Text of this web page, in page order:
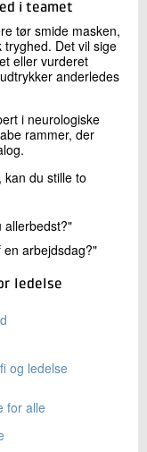
i teamet
tør smide masken,
Det vil sige
eller vurderet
anderledes
i neurologiske
rammer, der
du stille to
allerbedst?"
arbejdsdag?"
ledelse
og ledelse
for alle